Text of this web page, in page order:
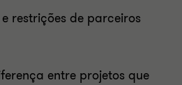
restrições de parceiros
entre projetos que